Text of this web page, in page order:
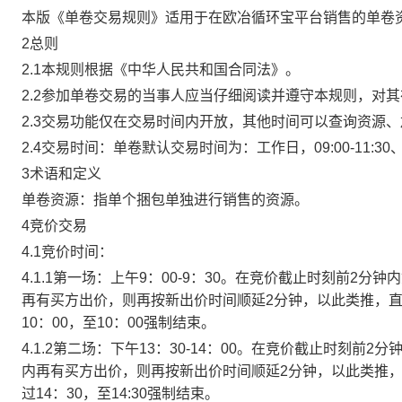
本版《单卷交易规则》适用于在欧冶循环宝平台销售的单卷
2总则
2.1本规则根据《中华人民共和国合同法》。
2.2参加单卷交易的当事人应当仔细阅读并遵守本规则，对
2.3交易功能仅在交易时间内开放，其他时间可以查询资源
2.4交易时间：单卷默认交易时间为：工作日，09:00-11:30
3术语和定义
单卷资源：指单个捆包单独进行销售的资源。
4竞价交易
4.1竞价时间：
4.1.1第一场：上午9：00-9：30。在竞价截止时刻前2分钟
再有买方出价，则再按新出价时间顺延2分钟，以此类推，
10：00，至10：00强制结束。
4.1.2第二场：下午13：30-14：00。在竞价截止时刻前2分
内再有买方出价，则再按新出价时间顺延2分钟，以此类推
过14：30，至14:30强制结束。